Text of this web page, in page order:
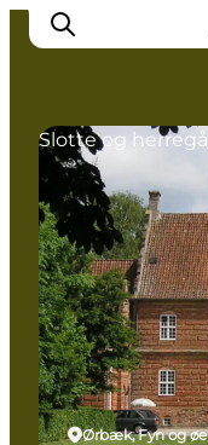
Oplev
Outdoor
Det sker i
Sprogø
Planlæg din
Book & køb
Ørbæk, Fyn og
Slotte og